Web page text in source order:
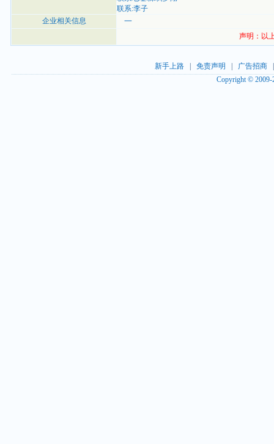
联系:李子
企业相关信息
一
声明：以
新手上路| 免责声明 广告招商
Copyright ©